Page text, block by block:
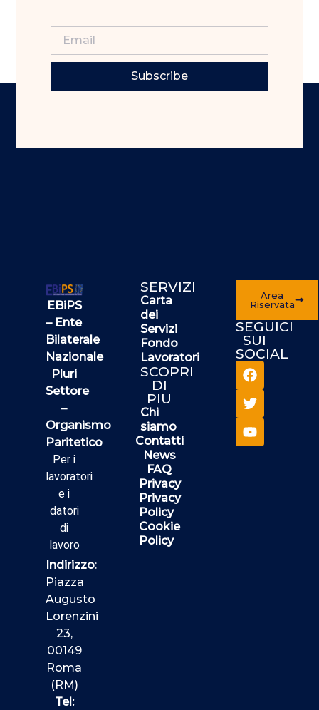
Subscribe
EBiPS
– Ente
Bilaterale
Nazionale
Pluri
Settore
–
Organismo
Paritetico
Per i
lavoratori
e i
datori
di
lavoro
Indirizzo:
Piazza
Augusto
Lorenzini
23,
00149
Roma
(RM)
Tel:
SERVIZI
Carta
dei
Servizi
Fondo
Lavoratori
SCOPRI
DI
PIU
Chi
siamo
Contatti
News
FAQ
Privacy
Privacy
Policy
Cookie
Policy
Area
Riservata
SEGUICI
SUI
SOCIAL